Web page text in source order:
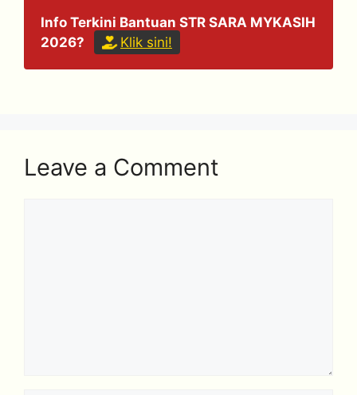
Info Terkini Bantuan STR SARA MYKASIH
2026?
Klik sini!
Leave a Comment